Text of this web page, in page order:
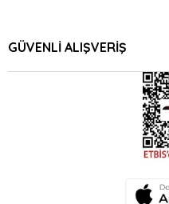
GÜVENLİ ALIŞVERİŞ